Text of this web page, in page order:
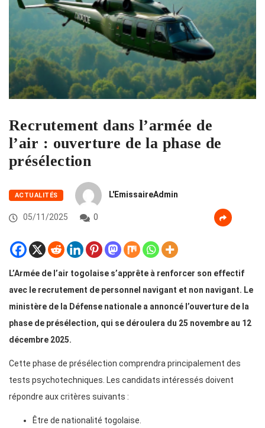
Recrutement dans l’armée de
l’air : ouverture de la phase de
présélection
ACTUALITÉS L'EmissaireAdmin
05/11/2025 0
L’Armée de l’air togolaise s’apprête à renforcer son effectif
avec le recrutement de personnel navigant et non navigant. Le
ministère de la Défense nationale a annoncé l’ouverture de la
phase de présélection, qui se déroulera du 25 novembre au 12
décembre 2025.
Cette phase de présélection comprendra principalement des
tests psychotechniques. Les candidats intéressés doivent
répondre aux critères suivants :
Être de nationalité togolaise.